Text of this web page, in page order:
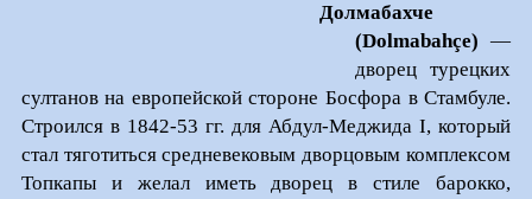
Долмабахче
(Dolmabahçe) —
дворец турецких
султанов на европейской стороне Босфора в Стамбуле.
Строился в 1842-53 гг. для Абдул-Меджида I, который
стал тяготиться средневековым дворцовым комплексом
Топкапы и желал иметь дворец в стиле барокко,